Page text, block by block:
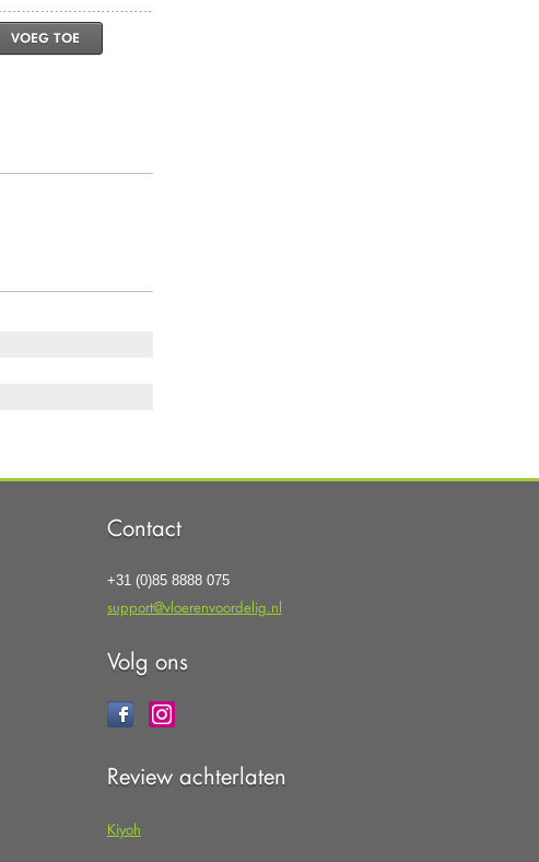
VOEG TOE
Contact
+31 (0)85 8888 075
support@vloerenvoordelig.nl
Volg ons
Review achterlaten
Kiyoh